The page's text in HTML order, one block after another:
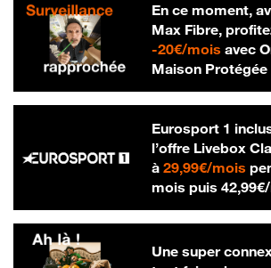
En ce moment,
Max Fibre,
-20€/mois20 €
avec
Maison Protégée
Eurosport 1
l’offre Livebox
à 29,99€/mois
mois puis
Une super